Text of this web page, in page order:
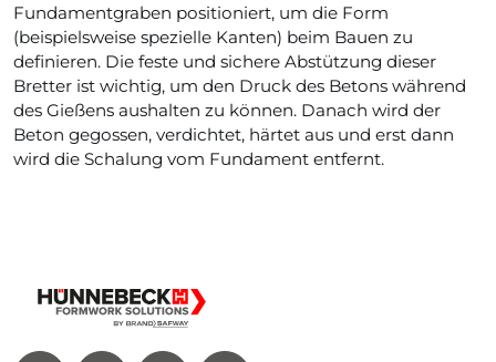
Fundamentgraben positioniert, um die Form
(beispielsweise spezielle Kanten) beim Bauen zu
definieren. Die feste und sichere Abstützung dieser
Bretter ist wichtig, um den Druck des Betons während
des Gießens aushalten zu können. Danach wird der
Beton gegossen, verdichtet, härtet aus und erst dann
wird die Schalung vom Fundament entfernt.